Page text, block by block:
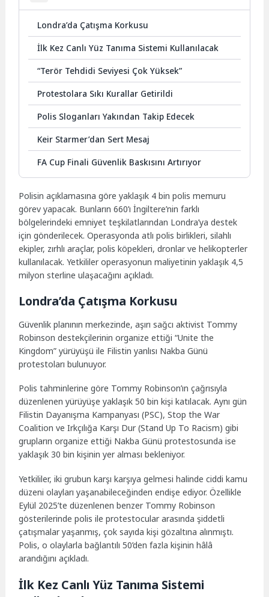
Londra’da Çatışma Korkusu
İlk Kez Canlı Yüz Tanıma Sistemi Kullanılacak
“Terör Tehdidi Seviyesi Çok Yüksek”
Protestolara Sıkı Kurallar Getirildi
Polis Sloganları Yakından Takip Edecek
Keir Starmer’dan Sert Mesaj
FA Cup Finali Güvenlik Baskısını Artırıyor
Polisin açıklamasına göre yaklaşık 4 bin polis memuru
görev yapacak. Bunların 660’ı İngiltere’nin farklı
bölgelerindeki emniyet teşkilatlarından Londra’ya destek
için gönderilecek. Operasyonda atlı polis birlikleri, silahlı
ekipler, zırhlı araçlar, polis köpekleri, dronlar ve helikopterler
kullanılacak. Yetkililer operasyonun maliyetinin yaklaşık 4,5
milyon sterline ulaşacağını açıkladı.
Londra’da Çatışma Korkusu
Güvenlik planının merkezinde, aşırı sağcı aktivist Tommy
Robinson destekçilerinin organize ettiği “Unite the
Kingdom” yürüyüşü ile Filistin yanlısı Nakba Günü
protestoları bulunuyor.
Polis tahminlerine göre Tommy Robinson’ın çağrısıyla
düzenlenen yürüyüşe yaklaşık 50 bin kişi katılacak. Aynı gün
Filistin Dayanışma Kampanyası (PSC), Stop the War
Coalition ve Irkçılığa Karşı Dur (Stand Up To Racism) gibi
grupların organize ettiği Nakba Günü protestosunda ise
yaklaşık 30 bin kişinin yer alması bekleniyor.
Yetkililer, iki grubun karşı karşıya gelmesi halinde ciddi kamu
düzeni olayları yaşanabileceğinden endişe ediyor. Özellikle
Eylül 2025’te düzenlenen benzer Tommy Robinson
gösterilerinde polis ile protestocular arasında şiddetli
çatışmalar yaşanmış, çok sayıda kişi gözaltına alınmıştı.
Polis, o olaylarla bağlantılı 50’den fazla kişinin hâlâ
arandığını açıkladı.
İlk Kez Canlı Yüz Tanıma Sistemi